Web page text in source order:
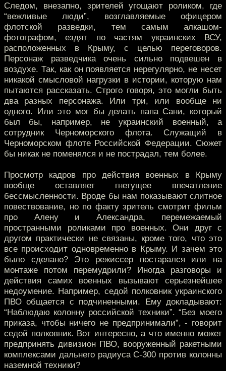
Следом, внезапно, зрителей угощают роликом, где
“вежливые люди”, возглавляемые офицером
флотской разведки, тем самым алкашом-
фотографом, ездят по частям украинских ВСУ,
расположенных в Крыму, с целью переговоров.
Персонаж разведчика очень сильно подвешен в
воздухе. Так, как он появляется нерегулярно, не несет
никакой смысловой нагрузки в истории, которую нам
пытаются рассказать. Строго говоря, это могли быть
два разных персонажа. Или три, или вообще ни
одного. Или это мог бы делать папа Сани, который
был бы, например, не украинский военный, а
сотрудник Черноморского флота. Служащий в
Черноморском флоте Российской Федерации. Сюжет
бы никак не поменялся и не пострадал, тем более.
Просмотр кадров про действия военных в Крыму
вообще оставляет гнетущее впечатление
бессмысленности. Вроде бы нам показывают слитное
повествование, но по факту зритель смотрит фильм
про Алену и Александра, перемежаемый
пространными роликами про военных. Они друг с
другом практически не связаны, кроме того, что это
все происходит одновременно в Крыму. И зачем это
было сделано? Это режиссер постарался или на
монтаже потом перемудрили? Иногда разговоры и
действия самих военных вызывают серьезнейшее
недоумение. Например, седой полковник украинского
ПВО общается с подчиненными. Ему докладывают:
“Наблюдаю колонну российской техники”. “Без моего
приказа, чтобы ничего не предпринимали”, - говорит
седой полковник. Вот интересно, а что именно может
предпринять дивизион ПВО, вооруженный ракетными
комплексами дальнего радиуса С-300 против колонны
наземной техники?